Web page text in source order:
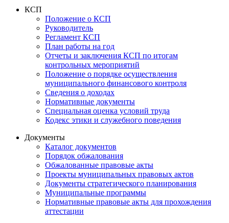
КСП
Положение о КСП
Руководитель
Регламент КСП
План работы на год
Отчеты и заключения КСП по итогам
контрольных мероприятий
Положение о порядке осуществления
муниципального финансового контроля
Сведения о доходах
Нормативные документы
Специальная оценка условий труда
Кодекс этики и служебного поведения
Документы
Каталог документов
Порядок обжалования
Обжалованные правовые акты
Проекты муниципальных правовых актов
Документы стратегического планирования
Муниципальные программы
Нормативные правовые акты для прохождения
аттестации